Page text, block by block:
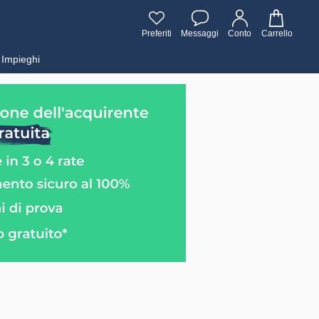
Preferiti Messaggi Conto Carrello
Impieghi